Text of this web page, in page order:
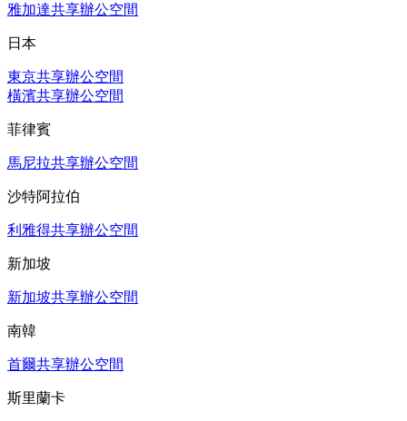
雅加達共享辦公空間
日本
東京共享辦公空間
橫濱共享辦公空間
菲律賓
馬尼拉共享辦公空間
沙特阿拉伯
利雅得共享辦公空間
新加坡
新加坡共享辦公空間
南韓
首爾共享辦公空間
斯里蘭卡